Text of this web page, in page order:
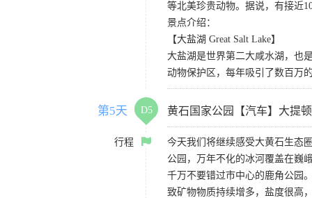
等北美珍贵动物。据说，有接近
景点介绍：
【大盐湖 Great Salt Lake】
大盐湖是世界第二大咸水湖，也
动物保护区，每年吸引了数百万
第5天 D5 黄石国家公园【汽车】大提
行程
今天我们将继续感受大黄石生态
公园，万年不化的冰河覆盖在巍
千万不要错过市中心的鹿角公园
致矿物物质持续增多，盐度很高